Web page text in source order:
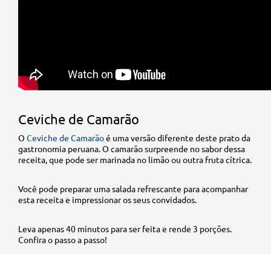
Ceviche de Camarão
O Ceviche de Camarãoé uma versão diferente deste prato da
gastronomia peruana. O camarão surpreende no sabor dessa
receita, que pode ser marinada no limão ou outra fruta cítrica.
Você pode preparar uma salada refrescante para acompanhar
esta receita e impressionar os seus convidados.
Leva apenas 40 minutos para ser feita e rende 3 porções.
Confira o passo a passo!